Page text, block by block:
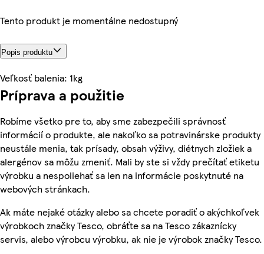
Tento produkt je momentálne nedostupný
Popis produktu
Veľkosť balenia: 1kg
Príprava a použitie
Robíme všetko pre to, aby sme zabezpečili správnosť
informácií o produkte, ale nakoľko sa potravinárske produkty
neustále menia, tak prísady, obsah výživy, diétnych zložiek a
alergénov sa môžu zmeniť. Mali by ste si vždy prečítať etiketu
výrobku a nespoliehať sa len na informácie poskytnuté na
webových stránkach.
Ak máte nejaké otázky alebo sa chcete poradiť o akýchkoľvek
výrobkoch značky Tesco, obráťte sa na Tesco zákaznícky
servis, alebo výrobcu výrobku, ak nie je výrobok značky Tesco.